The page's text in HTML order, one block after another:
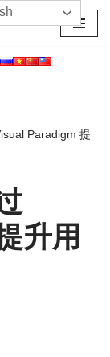
Paradigm 提
升用